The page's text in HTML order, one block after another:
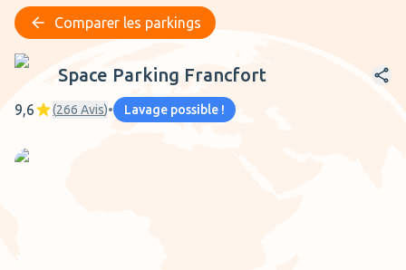
Comparer les parkings
Space Parking Francfort
Space Parking Francfort
9,6 (266 Avis)• Lavage possible !